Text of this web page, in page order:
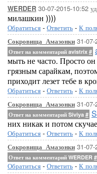
WERDER 30-07-2015-10:52
милашкин ))))
Обратиться - Ответить - К
Сокровища_Амазонки 31-
Ответ на комментарий avistrix #
мыть не часто. Просто он
грязным сарайкам,
приходит лезет тебе в
Обратиться - Ответить - К
Сокровища_Амазонки 31-07-
Ответ на комментарий Siviya #
них никак и потом
Обратиться - Ответить - К
Сокровища_Амазонки 31-07-
Ответ на комментарий WERDER #
Обратиться - Ответить - К